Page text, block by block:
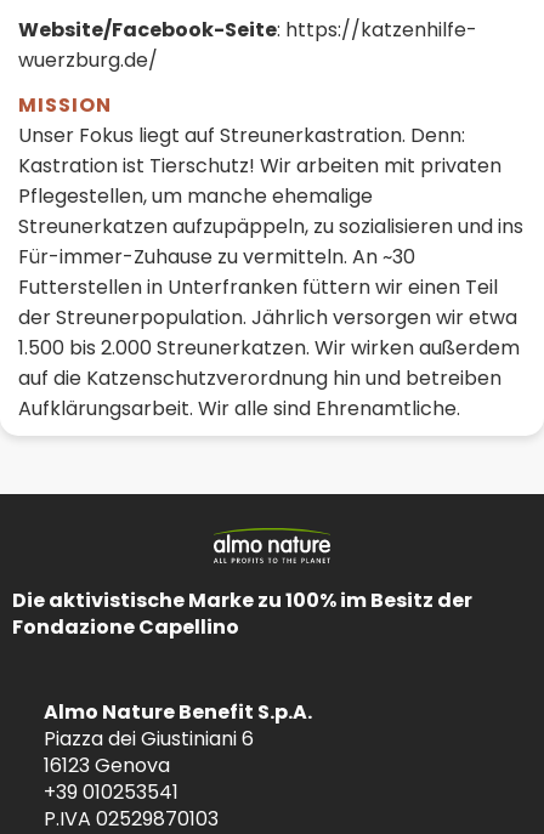
Website/Facebook-Seite: https://katzenhilfe-
wuerzburg.de/
MISSION
Unser Fokus liegt auf Streunerkastration. Denn:
Kastration ist Tierschutz! Wir arbeiten mit privaten
Pflegestellen, um manche ehemalige
Streunerkatzen aufzupäppeln, zu sozialisieren und ins
Für-immer-Zuhause zu vermitteln. An ~30
Futterstellen in Unterfranken füttern wir einen Teil
der Streunerpopulation. Jährlich versorgen wir etwa
1.500 bis 2.000 Streunerkatzen. Wir wirken außerdem
auf die Katzenschutzverordnung hin und betreiben
Aufklärungsarbeit. Wir alle sind Ehrenamtliche.
Die aktivistische Marke zu 100% im Besitz der
Fondazione Capellino
Almo Nature Benefit S.p.A.
Piazza dei Giustiniani 6
16123 Genova
+39 010253541
P.IVA 02529870103